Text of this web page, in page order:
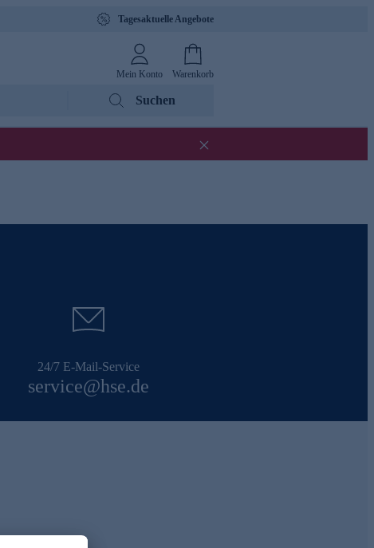
Tagesaktuelle Angebote
Mein Konto Warenkorb
Suchen
24/7 E-Mail-Service
service@hse.de